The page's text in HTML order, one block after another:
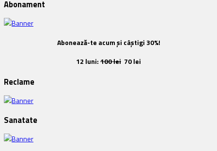
Abonament
Abonează-te acum și câștigi 30%!
12 luni:100 lei 70 lei
Reclame
Sanatate